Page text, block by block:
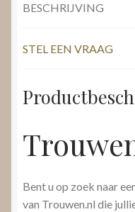
BESCHRIJVING
STEL EEN VRAAG
Bent u op zoek naar
van Trouwen.nl die